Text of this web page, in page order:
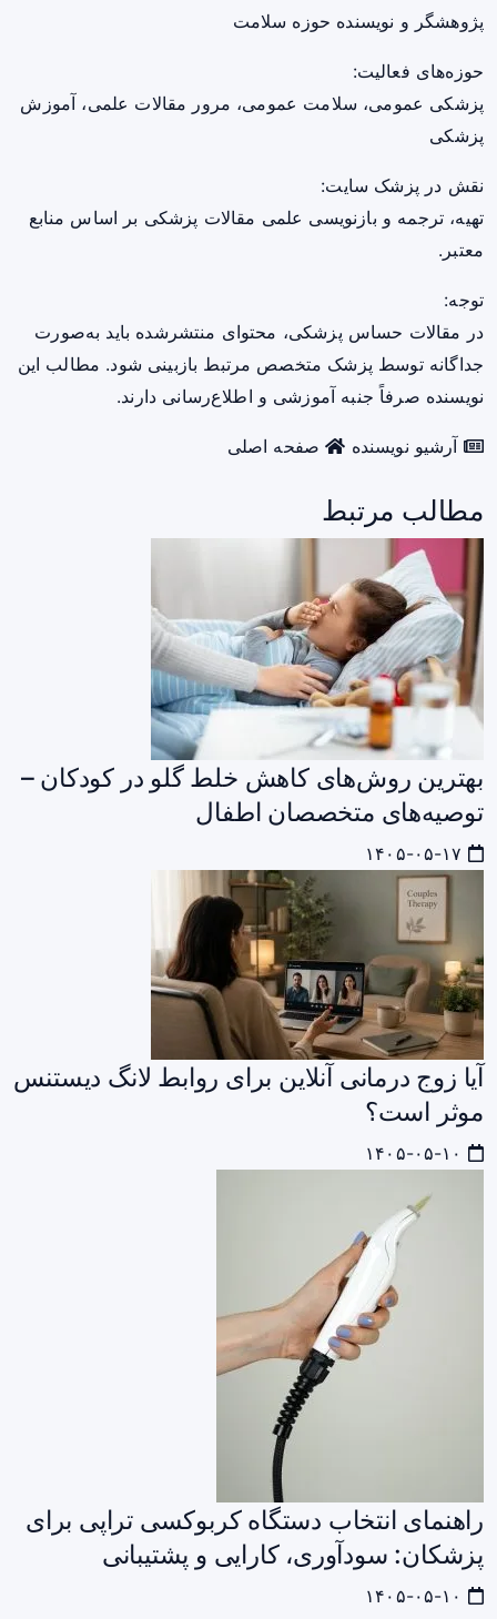
پژوهشگر و نویسنده حوزه سلامت
حوزه‌های فعالیت:
پزشکی عمومی، سلامت عمومی، مرور مقالات علمی، آموزش
پزشکی
نقش در پزشک سایت:
تهیه، ترجمه و بازنویسی علمی مقالات پزشکی بر اساس منابع
معتبر.
توجه:
در مقالات حساس پزشکی، محتوای منتشرشده باید به‌صورت
جداگانه توسط پزشک متخصص مرتبط بازبینی شود. مطالب این
نویسنده صرفاً جنبه آموزشی و اطلاع‌رسانی دارند.
آرشیو نویسنده صفحه اصلی
مطالب مرتبط
بهترین روش‌های کاهش خلط گلو در کودکان –
توصیه‌های متخصصان اطفال
آیا زوج درمانی آنلاین برای روابط لانگ دیستنس
موثر است؟
راهنمای انتخاب دستگاه کربوکسی‌ تراپی برای
پزشکان: سودآوری، کارایی و پشتیبانی